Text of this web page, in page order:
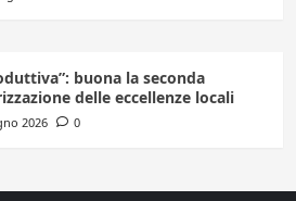
buona la seconda
delle eccellenze locali
2026 0